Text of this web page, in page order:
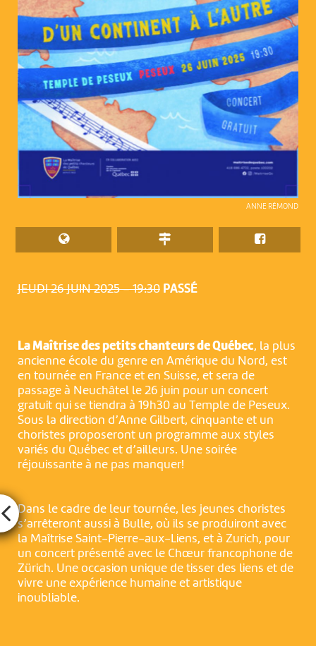
JEUDI 26 JUIN 2025 – 19:30 PASSÉ
ANNE RÉMOND
La Maîtrise des petits chanteurs de Québec, la plus
ancienne école du genre en Amérique du Nord, est
en tournée en France et en Suisse, et sera de
passage à Neuchâtel le 26 juin pour un concert
gratuit qui se tiendra à 19h30 au Temple de Peseux.
Sous la direction d’Anne Gilbert, cinquante et un
choristes proposeront un programme aux styles
variés du Québec et d’ailleurs. Une soirée
réjouissante à ne pas manquer!
Dans le cadre de leur tournée, les jeunes choristes
s’arrêteront aussi à Bulle, où ils se produiront avec
la Maîtrise Saint-Pierre-aux-Liens, et à Zurich, pour
un concert présenté avec le Chœur francophone de
Zürich. Une occasion unique de tisser des liens et de
vivre une expérience humaine et artistique
inoubliable.